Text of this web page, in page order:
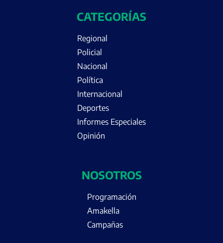
CATEGORÍAS
Regional
Policial
Nacional
Política
Internacional
Deportes
Informes Especiales
Opinión
NOSOTROS
Programación
Amakella
Campañas